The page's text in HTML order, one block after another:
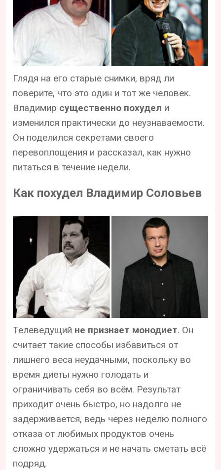
Глядя на его старые снимки, вряд ли
поверите, что это один и тот же человек.
Владимир существенно похудел и
изменился практически до неузнаваемости.
Он поделился секретами своего
перевоплощения и рассказал, как нужно
питаться в течение недели.
Как похудел Владимир Соловьев
Телеведущий не признает монодиет. Он
считает такие способы избавиться от
лишнего веса неудачными, поскольку во
время диеты нужно голодать и
ограничивать себя во всём. Результат
приходит очень быстро, но надолго не
задерживается, ведь через неделю полного
отказа от любимых продуктов очень
сложно удержаться и не начать сметать всё
подряд.